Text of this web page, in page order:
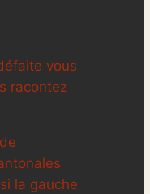
vous
racontez
la gauche